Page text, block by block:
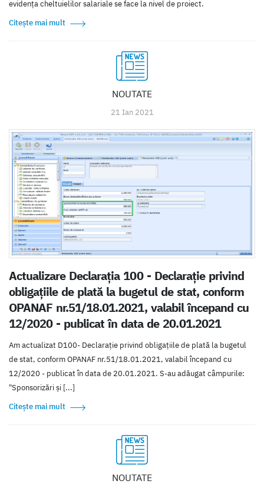
evidența cheltuielilor salariale se face la nivel de proiect.
Citește mai mult
NOUTATE
21 Ian 2021
Actualizare Declarația 100 - Declaraţie privind
obligaţiile de plată la bugetul de stat, conform
OPANAF nr.51/18.01.2021, valabil începand cu
12/2020 - publicat în data de 20.01.2021
Am actualizat D100- Declaraţie privind obligaţiile de plată la bugetul
de stat, conform OPANAF nr.51/18.01.2021, valabil începand cu
12/2020 - publicat în data de 20.01.2021. S-au adăugat câmpurile:
"Sponsorizări și [...]
Citește mai mult
NOUTATE